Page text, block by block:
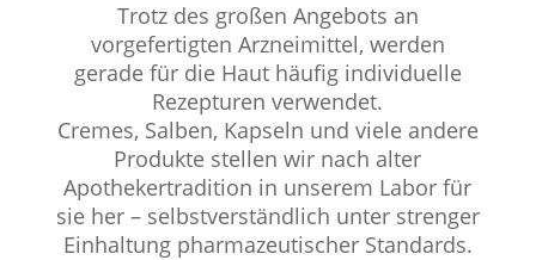
Trotz des großen Angebots an
vorgefertigten Arzneimittel, werden
gerade für die Haut häufig individuelle
Rezepturen verwendet.
Cremes, Salben, Kapseln und viele andere
Produkte stellen wir nach alter
Apothekertradition in unserem Labor für
sie her – selbstverständlich unter strenger
Einhaltung pharmazeutischer Standards.